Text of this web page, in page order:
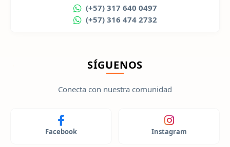
(+57) 317 640 0497
(+57) 316 474 2732
SÍGUENOS
Conecta con nuestra comunidad
Facebook Instagram